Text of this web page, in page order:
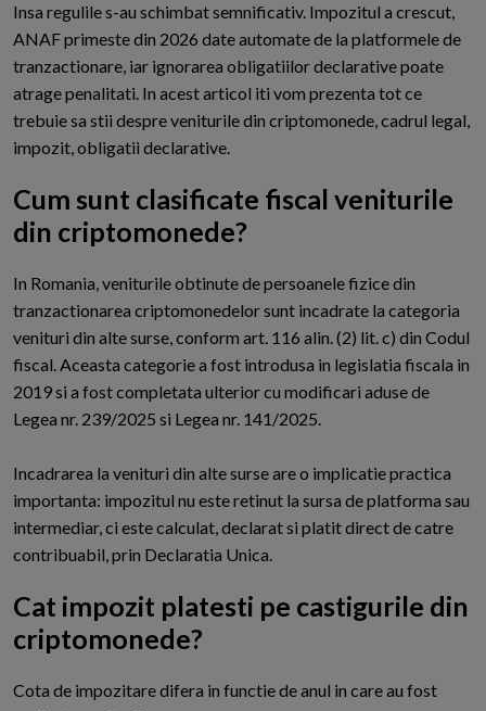
Insa regulile s-au schimbat semnificativ. Impozitul a crescut,
ANAF primeste din 2026 date automate de la platformele de
tranzactionare, iar ignorarea obligatiilor declarative poate
atrage penalitati. In acest articol iti vom prezenta tot ce
trebuie sa stii despre veniturile din criptomonede, cadrul legal,
impozit, obligatii declarative.
Cum sunt clasificate fiscal veniturile
din criptomonede?
In Romania, veniturile obtinute de persoanele fizice din
tranzactionarea criptomonedelor sunt incadrate la categoria
venituri din alte surse, conform art. 116 alin. (2) lit. c) din Codul
fiscal. Aceasta categorie a fost introdusa in legislatia fiscala in
2019 si a fost completata ulterior cu modificari aduse de
Legea nr. 239/2025 si Legea nr. 141/2025.
Incadrarea la venituri din alte surse are o implicatie practica
importanta: impozitul nu este retinut la sursa de platforma sau
intermediar, ci este calculat, declarat si platit direct de catre
contribuabil, prin Declaratia Unica.
Cat impozit platesti pe castigurile din
criptomonede?
Cota de impozitare difera in functie de anul in care au fost